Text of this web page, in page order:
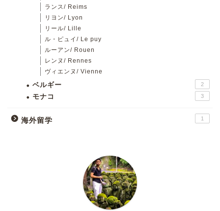
ランス/ Reims
リヨン/ Lyon
リール/ Lille
ル・ピュイ/ Le puy
ルーアン/ Rouen
レンヌ/ Rennes
ヴィエンヌ/ Vienne
ベルギー 2
モナコ 3
海外留学 1